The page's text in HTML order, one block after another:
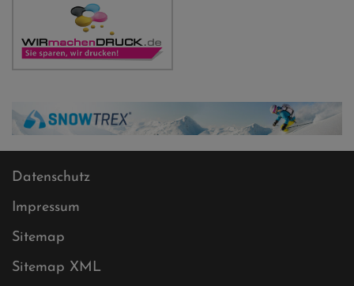
Datenschutz
Impressum
Sitemap
Sitemap XML